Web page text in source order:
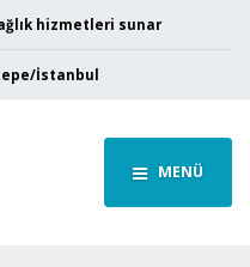
hizmetleri sunar
İstanbul
MENÜ